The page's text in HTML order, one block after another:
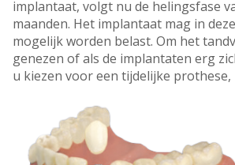
implantaat, volgt nu de helingsfase
maanden. Het implantaat mag in
mogelijk worden belast. Om het
genezen of als de implantaten erg
u kiezen voor een tijdelijke